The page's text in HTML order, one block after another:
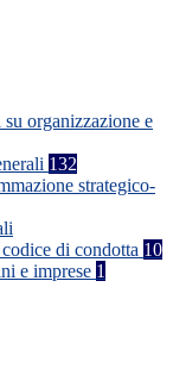
organizzazione e
132
strategico-
di condotta 10
e imprese 1